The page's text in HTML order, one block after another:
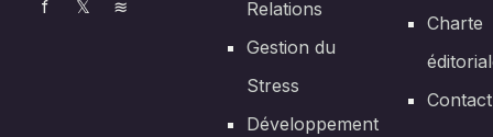
f 𝕏 ≋
Relations
Gestion du
Stress
Développement
Charte
Contact